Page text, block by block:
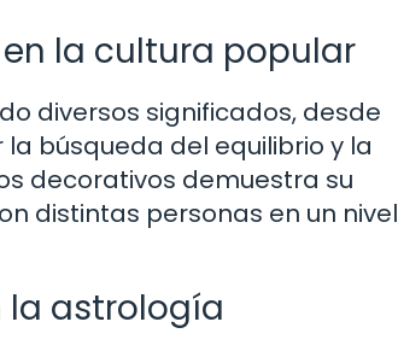
la cultura popular
diversos significados, desde
búsqueda del equilibrio y la
decorativos demuestra su
distintas personas en un nivel
la astrología